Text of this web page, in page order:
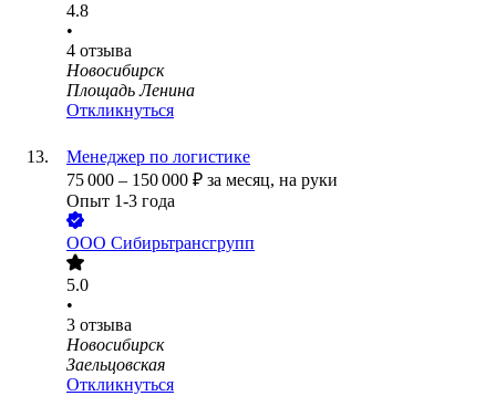
4.8
•
4 отзыва
Новосибирск
Площадь Ленина
Откликнуться
Менеджер по логистике
75 000 – 150 000 ₽ за месяц, на руки
Опыт 1-3 года
ООО Сибирьтрансгрупп
5.0
•
3 отзыва
Новосибирск
Заельцовская
Откликнуться